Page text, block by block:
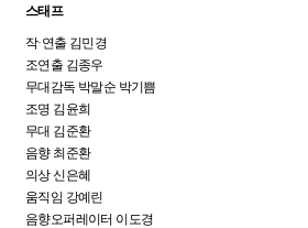
스태프
작·연출 김민경
조연출 김종우
무대감독 박말순 박기쁨
조명 김윤희
무대 김준환
음향 최준환
의상 신은혜
움직임 강예린
음향오퍼레이터 이도경